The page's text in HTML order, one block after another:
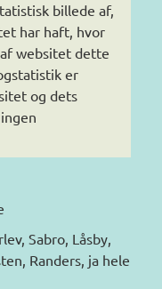
billede af,
har haft, hvor
websitet dette
er
og dets
Sabro, Låsby,
Randers, ja hele